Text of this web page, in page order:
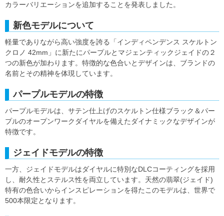
カラーバリエーションを追加することを発表しました。
新色モデルについて
軽量でありながら高い強度を誇る「インディペンデンス スケルトン
クロノ 42mm」に新たにパープルとマジェンティックジェイドの２
つの新色が加わります。特徴的な色合いとデザインは、ブランドの
名前とその精神を体現しています。
パープルモデルの特徴
パープルモデルは、サテン仕上げのスケルトン仕様ブラック＆パー
プルのオープンワークダイヤルを備えたダイナミックなデザインが
特徴です。
ジェイドモデルの特徴
一方、ジェイドモデルはダイヤルに特別なDLCコーティングを採用
し、耐久性とステルス性を両立しています。天然の翡翠(ジェイド)
特有の色合いからインスピレーションを得たこのモデルは、世界で
500本限定となります。